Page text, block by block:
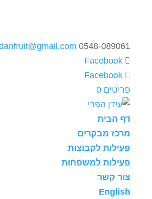
0548-089061
פריטים 0
דף הבית
מרכז מבקרים
פעילות לקבוצות
פעילות למשפחות
צור קשר
English